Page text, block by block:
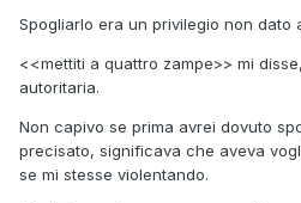
Spogliarlo era un privilegio non dato
<<mettiti a quattro zampe>> mi
autoritaria.
Non capivo se prima avrei dovuto
precisato, significava che aveva
se mi stesse violentando.